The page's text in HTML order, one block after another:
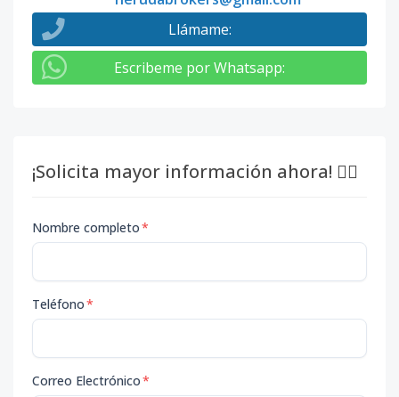
Llámame:
Escribeme por Whatsapp:
¡Solicita mayor información ahora! 👇🏽
Nombre completo*
Teléfono*
Correo Electrónico*